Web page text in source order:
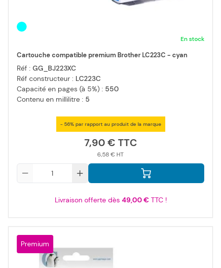
En stock
Cartouche compatible premium Brother LC223C - cyan
Réf : GG_BJ223XC
Réf constructeur : LC223C
Capacité en pages (à 5%) : 550
Contenu en millilitre : 5
- 56% par rapport au produit de la marque
7,90 €
6,58 €
Livraison offerte dès 49,00 €TTC !
Premium